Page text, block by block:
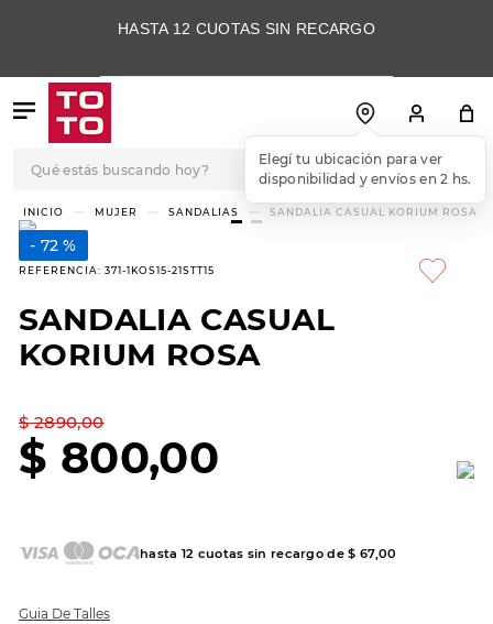
HASTA 12 CUOTAS SIN RECARGO
Elegí tu ubicación para ver
disponibilidad y envíos en 2 hs.
MUJER SANDALIAS SANDALIA CASUAL KORIUM ROSA
72 %
REFERENCIA: 371-1KOS15-21STT15
SANDALIA CASUAL
KORIUM ROSA
$ 2890,00
$ 800,00
hasta 12 cuotas sin recargo de$ 67, 00
Guia De Talles
TÉRMINOS MÁS
BUSCADOS